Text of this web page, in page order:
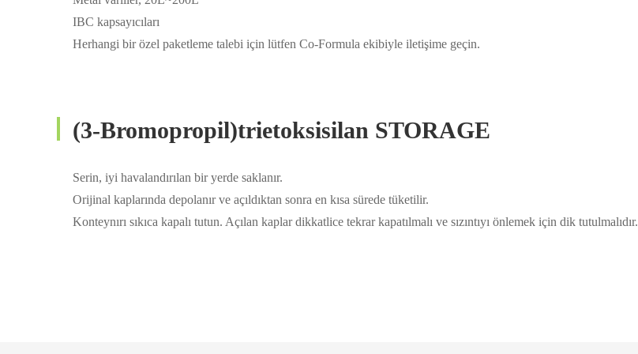
IBC kapsayıcıları
Herhangi bir özel paketleme talebi için lütfen Co-Formula ekibiyle iletişime geçin.
(3-Bromopropil)trietoksisilan STORAGE
Serin, iyi havalandırılan bir yerde saklanır.
Orijinal kaplarında depolanır ve açıldıktan sonra en kısa sürede tüketilir.
Konteynırı sıkıca kapalı tutun. Açılan kaplar dikkatlice tekrar kapatılmalı ve sızıntıyı önlemek için dik tutulmalıdır.